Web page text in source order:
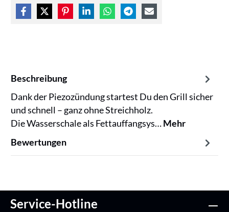
Beschreibung
Dank der Piezozündung startest Du den Grill sicher
und schnell – ganz ohne Streichholz.
Die Wasserschale als Fettauffangsys…Mehr
Bewertungen
Service-Hotline